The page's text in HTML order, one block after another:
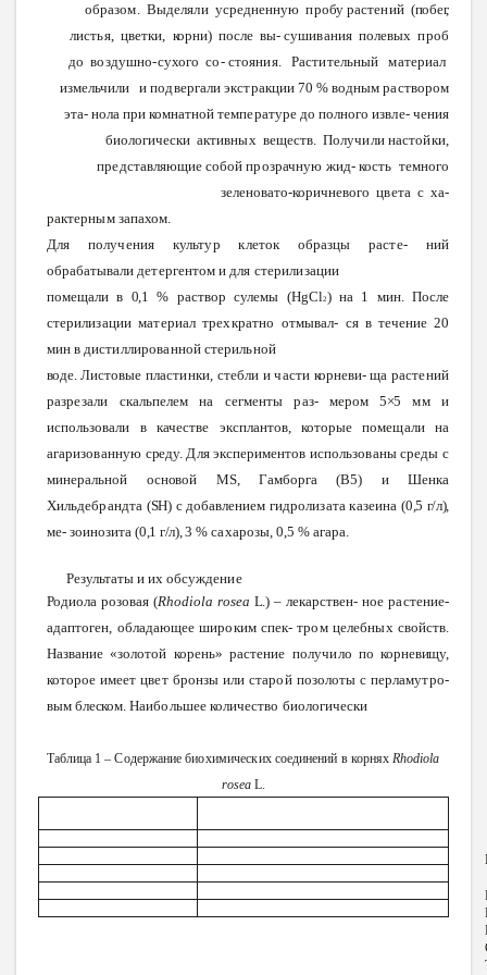
образом. Выделяли усредненную пробу растений (побег,
листья, цветки, корни)после вы- сушивания полевыхпроб
до воздушно-сухого со- стояния. Растительный
материал
измельчили иподвергали экстракции 70 % водным раствором
эта- нола прикомнатной температуре до полногоизвле- чения
биологически активных веществ. Получили настойки,
представляющие собойпрозрачную жид- кость темного
зеленовато-коричневогоцвета с ха-
рактернымзапахом.
Для
получения культур клеток образцы расте-
ний
обрабатывали детергентом и для стерилизации
помещали в 0,1 % раствор сулемы (HgCl2) на 1 мин.
После
стерилизации материал трехкратно отмывал- ся в течение20
минв дистиллированной стерильной
воде. Листовые пластинки, стебли ичасти корневи- ща растений
разрезали
скальпелем на сегменты раз- мером5×5 мм и
использовали в качестве эксплантов, которыепомещалина
агаризованную среду. Для экспериментов использованы среды с
минеральной
основой MS,Гамборга (В5) и Шенка
Хильдебрандта (SH) с добавлением гидролизата казеина (0,5 г/л),
ме- зоинозита (0,1 г/л), 3 %сахарозы, 0,5 % агара.
Результатыи их обсуждение
Родиола розовая (Rhodiola rosea L.) – лекарствен- ноерастение-
адаптоген, обладающеешироким спек- тром целебных свойств.
Название «золотой корень» растение получило по корневищу,
которое имеет цветбронзы или старойпозолоты с перламутро-
вым блеском. Наибольшее количество биологически
Таблица 1 –Содержание биохимических соединений в корнях Rhodiola
rosea L